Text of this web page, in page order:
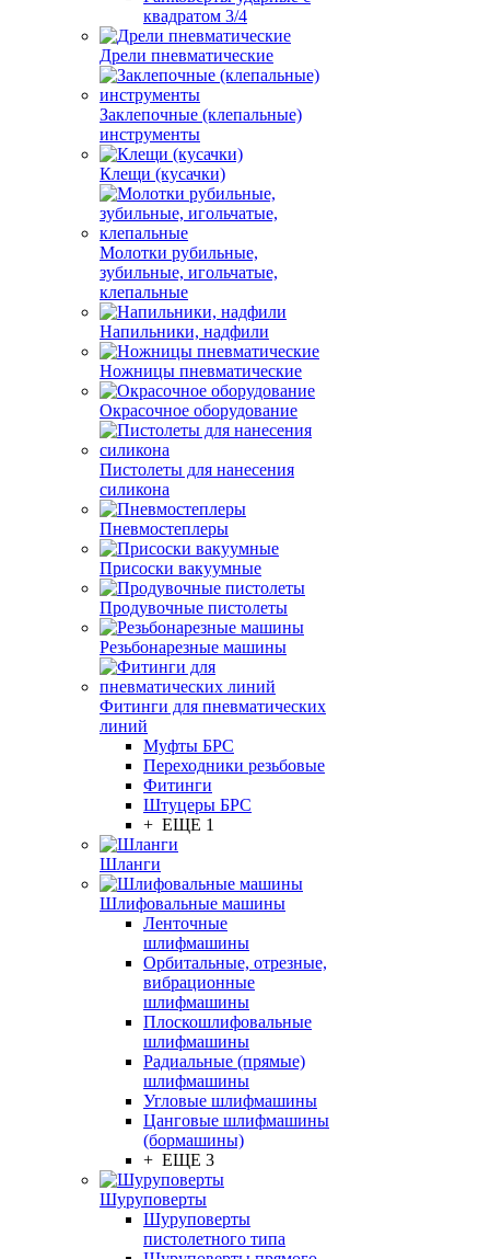
квадратом 3/4
Дрели пневматические
Заклепочные (клепальные)
инструменты
Клещи (кусачки)
Молотки рубильные,
зубильные, игольчатые,
клепальные
Напильники, надфили
Ножницы пневматические
Окрасочное оборудование
Пистолеты для нанесения
силикона
Пневмостеплеры
Присоски вакуумные
Продувочные пистолеты
Резьбонарезные машины
Фитинги для пневматических
линий
Муфты БРС
Переходники резьбовые
Фитинги
Штуцеры БРС
+ ЕЩЕ 1
Шланги
Шлифовальные машины
Ленточные
шлифмашины
Орбитальные, отрезные,
вибрационные
шлифмашины
Плоскошлифовальные
шлифмашины
Радиальные (прямые)
шлифмашины
Угловые шлифмашины
Цанговые шлифмашины
(бормашины)
+ ЕЩЕ 3
Шуруповерты
Шуруповерты
пистолетного типа